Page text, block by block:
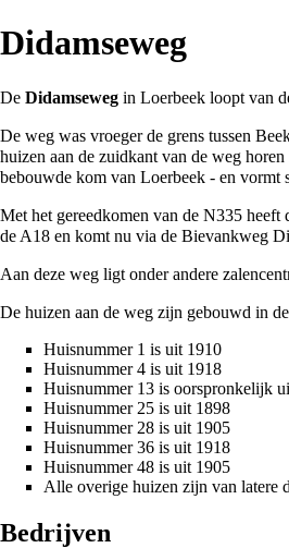
Didamseweg
De Didamseweg in Loerbeek loopt van
De weg was vroeger de grens tussen
huizen aan de zuidkant van de weg
bebouwde kom van Loerbeek - en vormt
Met het gereedkomen van de N335 heeft
de A18 en komt nu via de Bievankweg
Aan deze weg ligt onder andere
De huizen aan de weg zijn gebouwd in
Huisnummer 1 is uit 1910
Huisnummer 4 is uit 1918
Huisnummer 13 is oorspronkelijk
Huisnummer 25 is uit 1898
Huisnummer 28 is uit 1905
Huisnummer 36 is uit 1918
Huisnummer 48 is uit 1905
Alle overige huizen zijn van latere
Bedrijven